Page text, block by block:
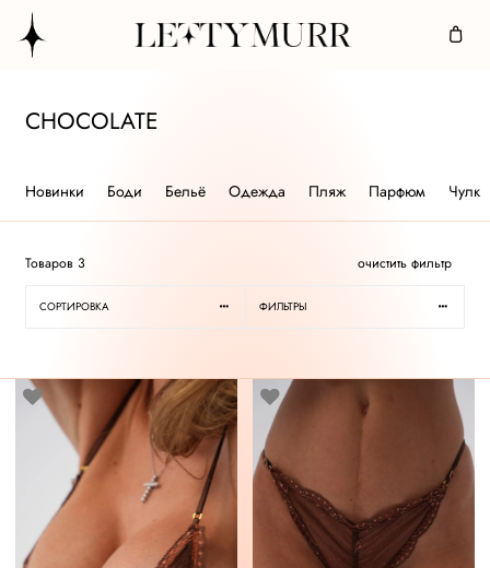
CHOCOLATE
Новинки Боди Бельё Одежда Пляж Парфюм
Товаров 3 очистить фильтр
СОРТИРОВКА ФИЛЬТРЫ